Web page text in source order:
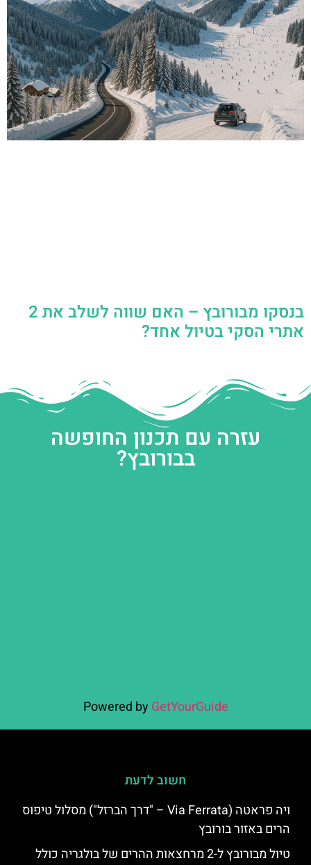
בנסקו מבורובץ – האם שווה לשלב את 2
אתרי הסקי בטיול אחד?
עזרה עם תכנון החופשה
בבורובץ?
Powered by GetYourGuide
חשוב לדעת
ויה פראטה (Via Ferrata – "דרך הברזל") מסלול טיפוס
הרים באזור בורובץ
טיול מבורובץ ל-2 מרחצאות ההרים של בולגריה כולל